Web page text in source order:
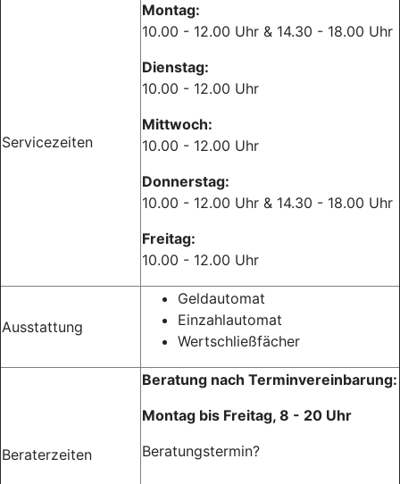
Servicezeiten
Montag:
10.00 - 12.00 Uhr & 14.30 - 18.00 Uhr
Dienstag:
10.00 - 12.00 Uhr
Mittwoch:
10.00 - 12.00 Uhr
Donnerstag:
10.00 - 12.00 Uhr & 14.30 - 18.00 Uhr
Freitag:
10.00 - 12.00 Uhr
Ausstattung
Geldautomat
Einzahlautomat
Wertschließfächer
Beraterzeiten
Beratung nach Terminvereinbarung:
Montag bis Freitag, 8 - 20 Uhr
Beratungstermin?